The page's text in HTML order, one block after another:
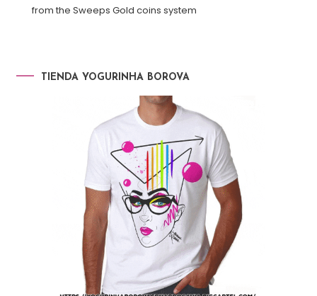
from the Sweeps Gold coins system
TIENDA YOGURINHA BOROVA